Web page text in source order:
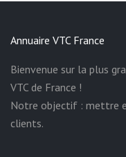
Annuaire VTC France
Bienvenue sur la plus
VTC de France !
Notre objectif : mettre
clients.